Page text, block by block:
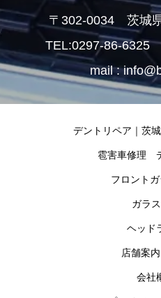
〒302-0034 茨城
TEL:0297-86-6325
mail :
デントリペア｜茨
雹害車修理
フロント
ガラ
ヘッド
店舗案
会社